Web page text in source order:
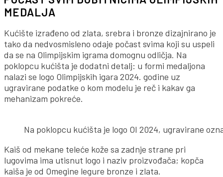
MEDALJA
Kućište izrađeno od zlata, srebra i bronze dizajnirano je
tako da nedvosmisleno odaje počast svima koji su uspeli
da se na Olimpijskim igrama domognu odličja. Na
poklopcu kućišta je dodatni detalj: u formi medaljona
nalazi se logo Olimpijskih igara 2024. godine uz
ugravirane podatke o kom modelu je reč i kakav ga
mehanizam pokreće.
Na poklopcu kućišta je logo OI 2024, ugravirane
Kaiš od mekane teleće kože sa zadnje strane pri
lugovima ima utisnut logo i naziv proizvođača; kopča
kaiša je od Omegine legure bronze i zlata.